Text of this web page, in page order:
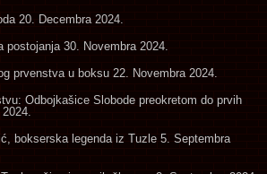
20. Decembra 2024.
postojanja 30. Novembra 2024.
prvenstva u boksu 22. Novembra 2024.
Odbojkašice Slobode preokretom do prvih
bokserska legenda iz Tuzle 5. Septembra